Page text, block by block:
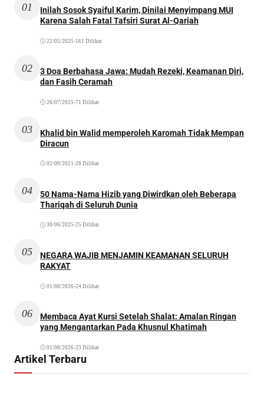
01
Inilah Sosok Syaiful Karim, Dinilai Menyimpang MUI
Karena Salah Fatal Tafsiri Surat Al-Qariah
22/05/2025 •161 Dilihat
02
3 Doa Berbahasa Jawa: Mudah Rezeki, Keamanan Diri,
dan Fasih Ceramah
26/07/2025 •71 Dilihat
03
Khalid bin Walid memperoleh Karomah Tidak Mempan
Diracun
02/09/2021 •28 Dilihat
04
50 Nama-Nama Hizib yang Diwirdkan oleh Beberapa
Thariqah di Seluruh Dunia
30/06/2025 •25 Dilihat
05
NEGARA WAJIB MENJAMIN KEAMANAN SELURUH
RAKYAT
01/08/2026•24 Dilihat
06
Membaca Ayat Kursi Setelah Shalat: Amalan Ringan
yang Mengantarkan Pada Khusnul Khatimah
01/08/2026•23 Dilihat
Artikel Terbaru